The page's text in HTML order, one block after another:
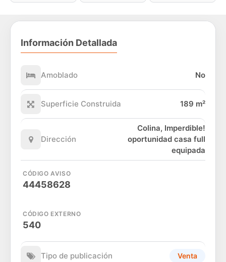
Información Detallada
Amoblado No
Superficie Construida 189 m²
Dirección
Colina, Imperdible!
oportunidad casa full
equipada
CÓDIGO AVISO
44458628
CÓDIGO EXTERNO
540
Tipo de publicación Venta